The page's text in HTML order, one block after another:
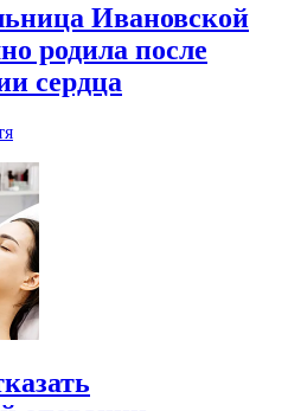
Ивановской
родила после
сердца